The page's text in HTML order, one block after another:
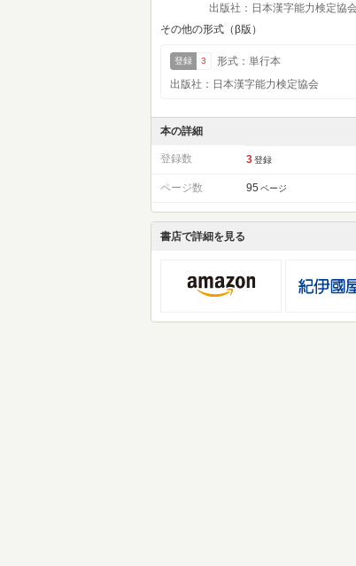
出版社：日本漢字能力検定協
その他の形式（β版）
登録 3
形式：単行本
出版社：日本漢字能力検定協会
本の詳細
登録数 3 登録
ページ数 95 ページ
書店で詳細を見る